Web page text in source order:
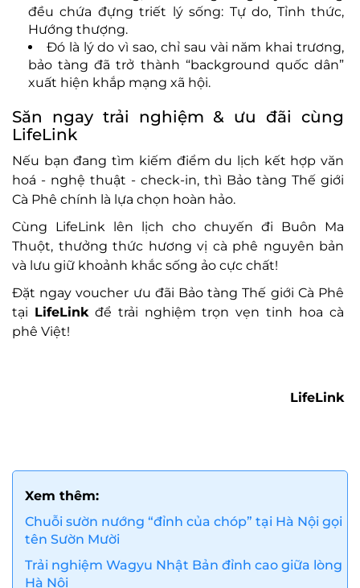
đều chứa đựng triết lý sống: Tự do, Tỉnh thức,
Hướng thượng.
Đó là lý do vì sao, chỉ sau vài năm khai trương,
bảo tàngđã trở thành “background quốc dân”
xuất hiện khắp mạng xã hội.
Săn ngay trải nghiệm & ưu đãi cùng
LifeLink
Nếu bạnđang tìm kiếm điểm du lịch kết hợp văn
hoá - nghệ thuật - check-in, thì Bảo tàng Thế giới
Cà Phê chính là lựa chọn hoàn hảo.
Cùng LifeLink lên lịch cho chuyến đi Buôn Ma
Thuột, thưởng thức hương vị cà phê nguyên bản
và lưu giữ khoảnh khắc sống ảo cực chất!
Đặt ngay voucher ưu đãi Bảo tàng Thế giới Cà Phê
tại LifeLink để trải nghiệm trọn vẹn tinh hoa cà
phê Việt!
LifeLink
Xem thêm:
Chuỗi sườn nướng “đỉnh của chóp” tại Hà Nội gọi
tên Sườn Mười
Trải nghiệm Wagyu Nhật Bản đỉnh cao giữa lòng
Hà Nội